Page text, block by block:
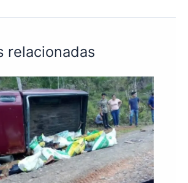
relacionadas